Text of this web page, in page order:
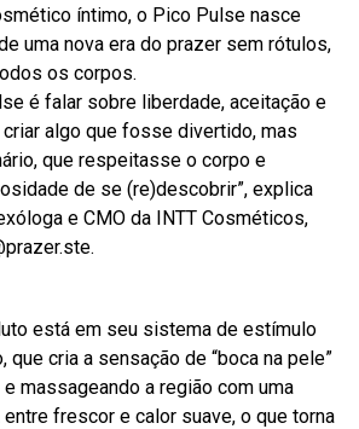
íntimo, o Pico Pulse nasce
uma nova era do prazer sem rótulos,
os corpos.
é falar sobre liberdade, aceitação e
criar algo que fosse divertido, mas
que respeitasse o corpo e
de se (re)descobrir”, explica
e CMO da INTT Cosméticos,
está em seu sistema de estímulo
que cria a sensação de “boca na pele”
massageando a região com uma
frescor e calor suave, o que torna